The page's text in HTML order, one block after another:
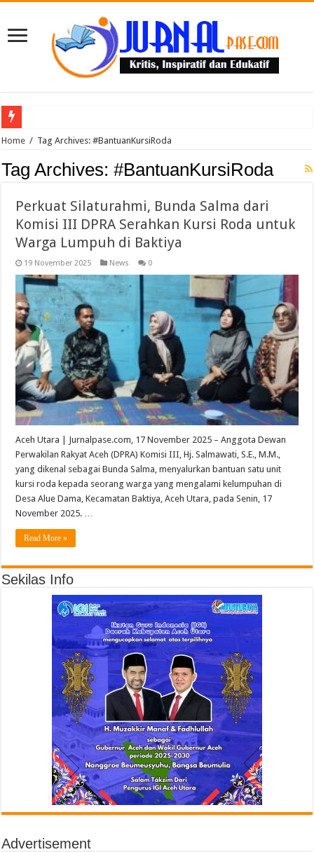
Puluhan Guru Berkumpul di TPN XIII Aceh Utara, Kacabdin Tekankan Cetak
Home / Tag Archives: #BantuanKursiRoda
Tag Archives:#BantuanKursiRoda
Perkuat Silaturahmi, Bunda Salma dari
Komisi III DPRA Serahkan Kursi Roda untuk
Warga Lumpuh di Baktiya
19 November 2025 News 0
Aceh Utara | Jurnalpase.com, 17 November 2025 – Anggota Dewan
Perwakilan Rakyat Aceh (DPRA) Komisi III, Hj. Salmawati, S.E., M.M.,
yang dikenal sebagai Bunda Salma, menyalurkan bantuan satu unit
kursi roda kepada seorang warga yang mengalami kelumpuhan di
Desa Alue Dama, Kecamatan Baktiya, Aceh Utara, pada Senin, 17
November 2025. …
Read More »
Sekilas Info
Advertisement